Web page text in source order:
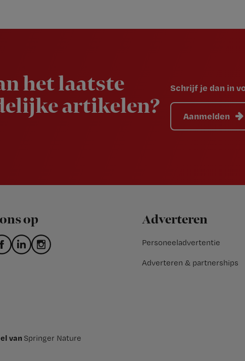
het laatste
artikelen?
Schrijf je dan in
Aanmelden
op Adverteren
Personeeladvertentie
Adverteren & partnerships
van Springer Nature